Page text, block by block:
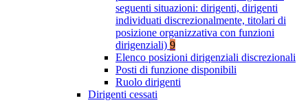
seguenti situazioni: dirigenti, dirigenti
individuati discrezionalmente, titolari di
posizione organizzativa con funzioni
dirigenziali) 9
Elenco posizioni dirigenziali discrezionali
Posti di funzione disponibili
Ruolo dirigenti
Dirigenti cessati